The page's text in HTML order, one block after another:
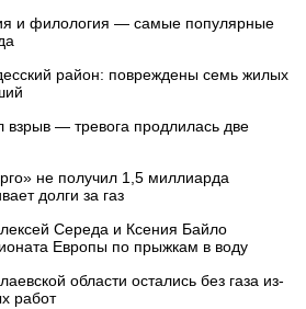
и филология — самые популярные
район: повреждены семь жилых
взрыв — тревога продлилась две
не получил 1,5 миллиарда
долги за газ
Середа и Ксения Байло
Европы по прыжкам в воду
области остались без газа из-
работ